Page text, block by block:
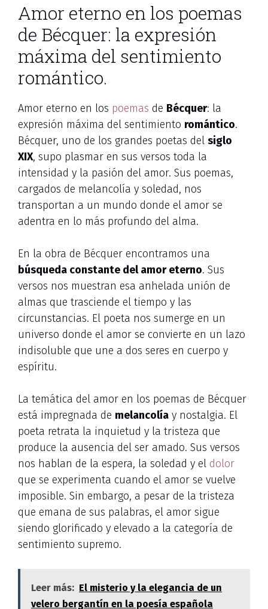
Amor eterno en los poemas
de Bécquer: la expresión
máxima del sentimiento
romántico.
Amor eterno en los poemas de Bécquer: la
expresión máxima del sentimiento romántico.
Bécquer, uno de los grandes poetas del siglo
XIX, supo plasmar en sus versos toda la
intensidad y la pasión del amor. Sus poemas,
cargados de melancolía y soledad, nos
transportan a un mundo donde el amor se
adentra en lo más profundo del alma.
En la obra de Bécquer encontramos una
búsqueda constante del amor eterno. Sus
versos nos muestran esa anhelada unión de
almas que trasciende el tiempo y las
circunstancias. El poeta nos sumerge en un
universo donde el amor se convierte en un lazo
indisoluble que une a dos seres en cuerpo y
espíritu.
La temática del amor en los poemas de Bécquer
está impregnada de melancolía y nostalgia. El
poeta retrata la inquietud y la tristeza que
produce la ausencia del ser amado. Sus versos
nos hablan de la espera, la soledad y el dolor
que se experimenta cuando el amor se vuelve
imposible. Sin embargo, a pesar de la tristeza
que emana de sus palabras, el amor sigue
siendo glorificado y elevado a la categoría de
sentimiento supremo.
Leer más: El misterio y la elegancia de un
velero bergantín en la poesía española